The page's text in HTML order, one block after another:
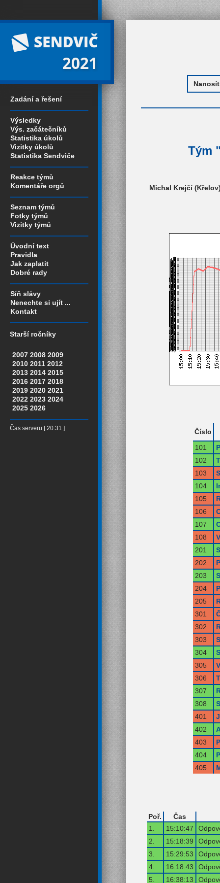
2021
Zadání a řešení
Výsledky
Výs. začátečníků
Statistika úkolů
Vizitky úkolů
Statistika Sendviče
Reakce týmů
Komentáře orgů
Seznam týmů
Fotky týmů
Vizitky týmů
Úvodní text
Pravidla
Jak zaplatit
Dobré rady
Síň slávy
Nenechte si ujít ...
Kontakt
Starší ročníky
2007 2008 2009
2010 2011 2012
2013 2014 2015
2016 2017 2018
2019 2020 2021
2022 2023 2024
2025 2026
Čas serveru [ 20:31 ]
Tým
Michal Krejčí
Číslo
101
102
103
104
105
106
107
108
201
202
203
204
205
301
302
303
304
305
306
307
308
401
402
403
404
405
Poř.
Čas
1.
15:10:47
2.
15:18:39
3.
15:29:53
4.
16:18:43
5.
16:38:13